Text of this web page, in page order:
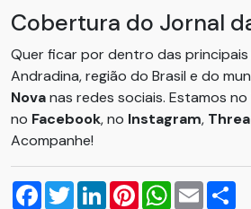
Cobertura do Jornal
Quer ficar por dentro das
Andradina, região do Brasil e do
Novanas redes sociais. Estamos no
no Facebook, no Instagram,
Acompanhe!
Facebook
TwitterLinkedInPinterestWhatsApp
Email